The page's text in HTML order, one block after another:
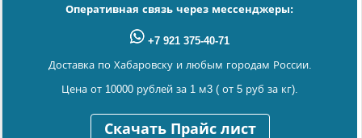
Оперативная связь через мессенджеры:
+7 921 375-40-71
Доставка по Хабаровску и любым городам России.
Цена от 10000 рублей за 1 м3 ( от 5 руб за кг).
Скачать Прайс лист